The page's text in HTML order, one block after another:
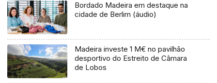
Bordado Madeira em destaque na
cidade de Berlim (áudio)
Madeira investe 1 M€ no pavilhão
desportivo do Estreito de Câmara
de Lobos